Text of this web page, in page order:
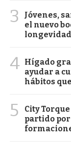
3
Jóvenes,
el nuevo
4 Hígado
ayudar a
hábitos
5
City
partido por